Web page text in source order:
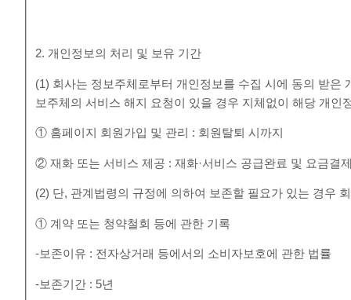
2. 개인정보의 처리 및 보유 기간
(1) 회사는 정보주체로부터 개인정보를 수집 시에 동의 받은
보주체의 서비스 해지 요청이 있을 경우 지체없이 해당 개
① 홈페이지 회원가입 및 관리 : 회원탈퇴 시까지
② 재화 또는 서비스 제공 : 재화·서비스 공급완료 및 요금결
(2) 단, 관계법령의 규정에 의하여 보존할 필요가 있는 경우
① 계약 또는 청약철회 등에 관한 기록
-보존이유 : 전자상거래 등에서의 소비자보호에 관한 법률
-보존기간 : 5년